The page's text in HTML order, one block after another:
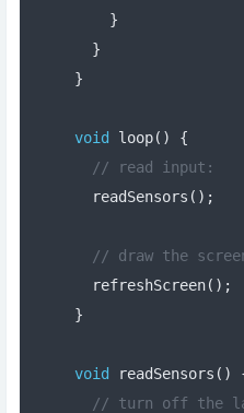
}
}
}
void loop()
{
// read input:
  readSensors
();
// draw the
  refreshScreen
();
}
void readSensors ()
// turn off the